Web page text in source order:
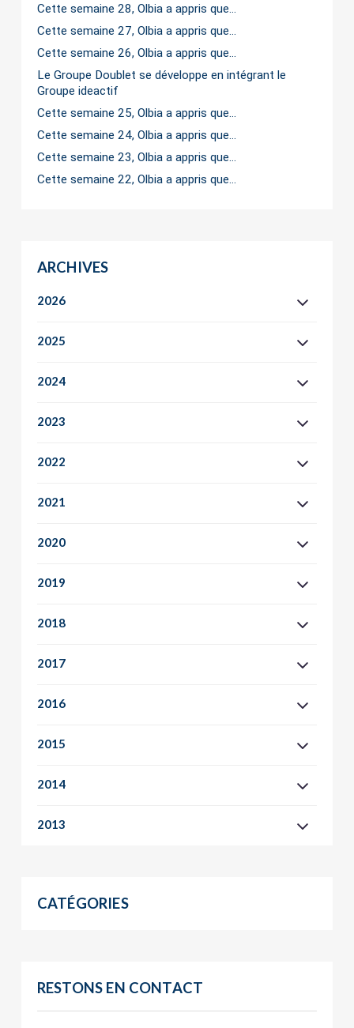
Cette semaine 28, Olbia a appris que…
Cette semaine 27, Olbia a appris que…
Cette semaine 26, Olbia a appris que…
Le Groupe Doublet se développe en intégrant le
Groupe ideactif
Cette semaine 25, Olbia a appris que…
Cette semaine 24, Olbia a appris que…
Cette semaine 23, Olbia a appris que…
Cette semaine 22, Olbia a appris que…
ARCHIVES
2026
2025
2024
2023
2022
2021
2020
2019
2018
2017
2016
2015
2014
2013
CATÉGORIES
RESTONS EN CONTACT